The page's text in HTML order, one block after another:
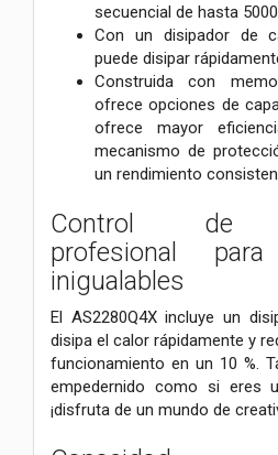
secuencial de hasta
Con un disipador de
puede disipar
Construida con
ofrece opciones de
ofrece mayor
mecanismo de
un rendimiento
Control de
profesional para
inigualables
El AS2280Q4X incluye un
disipa el calor rápidamente y
funcionamiento en un 10 %.
empedernido como si eres
¡disfruta de un mundo de